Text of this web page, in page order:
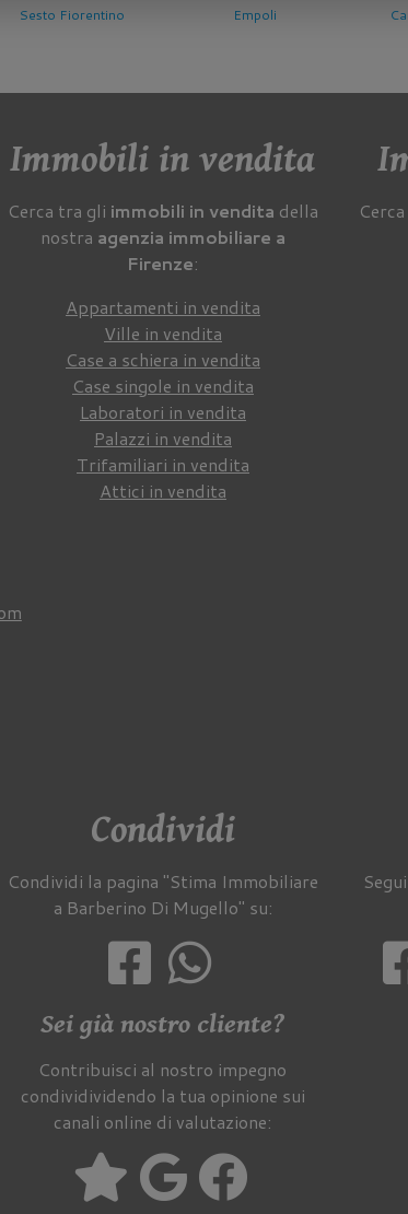
Empoli
Campi Bisenzio
Immobili in vendita
Cerca tra gli immobili in vendita della
nostra agenzia immobiliare a
Firenze:
Appartamenti in vendita
Ville in vendita
Case a schiera in vendita
Case singole in vendita
Laboratori in vendita
Palazzi in vendita
Trifamiliari in vendita
Attici in vendita
Condividi
Condividi la pagina "Stima Immobiliare
a Barberino Di Mugello" su:
Sei già nostro cliente?
Contribuisci al nostro impegno
condividividendo la tua opinione sui
canali online di valutazione: